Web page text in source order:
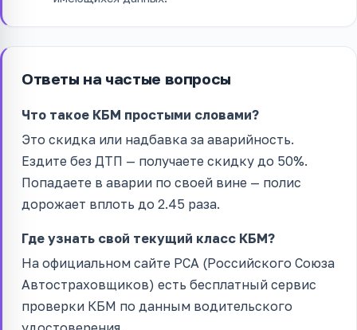
Ответы на частые вопросы
Что такое КБМ простыми словами?
Это скидка или надбавка за аварийность.
Ездите без ДТП — получаете скидку до 50%.
Попадаете в аварии по своей вине — полис
дорожает вплоть до 2.45 раза.
Где узнать свой текущий класс КБМ?
На официальном сайте РСА (Российского Союза
Автостраховщиков) есть бесплатный сервис
проверки КБМ по данным водительского